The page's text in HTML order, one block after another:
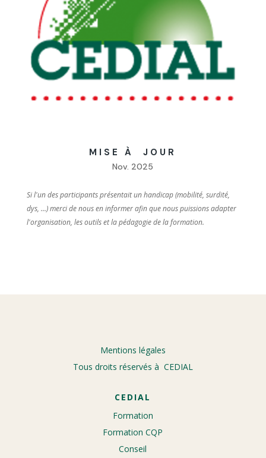
MISE À JOUR
Nov. 2025
Si l'un des participants présentait un handicap (mobilité, surdité,
dys, ...) merci de nous en informer afin que nous puissions adapter
l'organisation, les outils et la pédagogie de la formation.
CEDIAL
Formation
Formation CQP
Conseil
Mentions légales
Tous droits réservés à CEDIAL